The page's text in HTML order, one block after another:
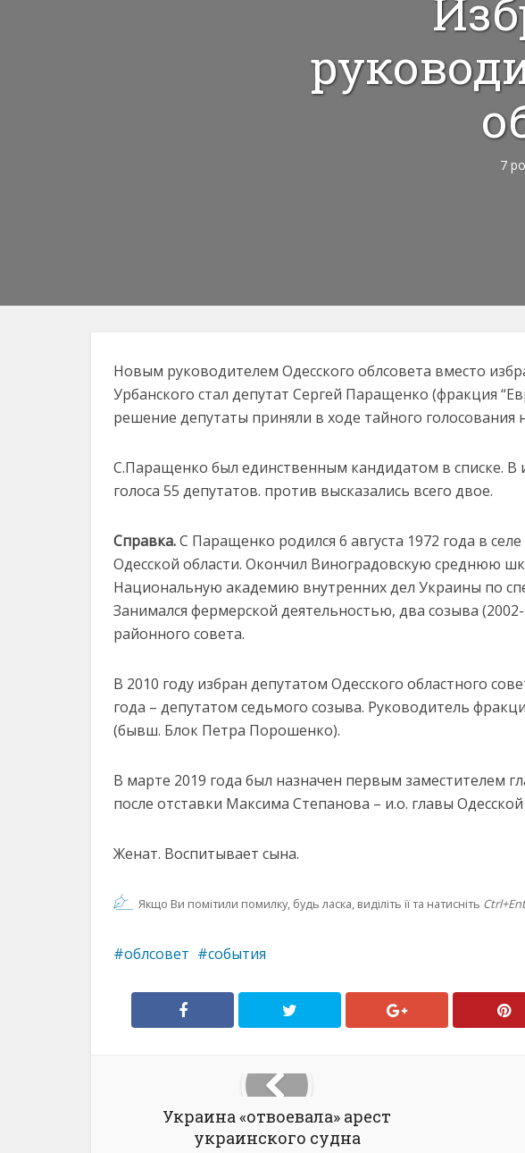
7
Новым руководителем Одесского облсовета вместо
Урбанского стал депутат Сергей Паращенко (фракция
решение депутаты приняли в ходе тайного голосования
С.Паращенко был единственным кандидатом в списке. В
голоса 55 депутатов. против высказались всего двое.
Справка.С Паращенко родился 6 августа 1972 года в
Одесской области. Окончил Виноградовскую среднюю
Национальную академию внутренних дел Украины по
Занимался фермерской деятельностью, два созыва
районного совета.
В 2010 году избран депутатом Одесского областного
года – депутатом седьмого созыва. Руководитель
(бывш. Блок Петра Порошенко).
В марте 2019 года был назначен первым заместителем
после отставки Максима Степанова – и.о. главы Одесской
Женат. Воспитывает сына.
Якщо Ви помітили помилку, будь ласка, виділіть її та натисніть
облсовет события
Украина «отвоевала» арест
украинского судна